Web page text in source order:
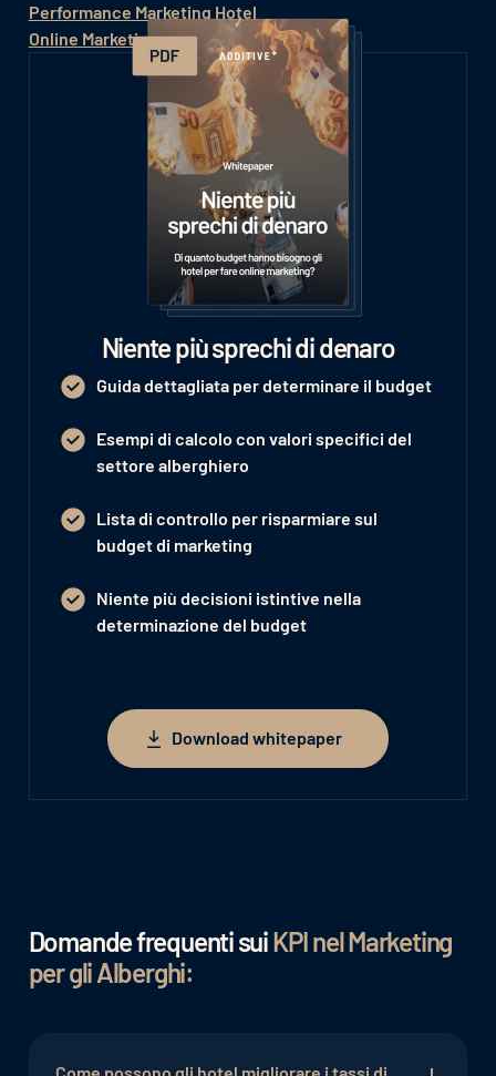
Performance Marketing Hotel
Online Marketing KPIs Hotel
Niente più sprechi di denaro
Guida dettagliata per determinare il budget
Esempi di calcolo con valori specifici del
settore alberghiero
Lista di controllo per risparmiare sul
budget di marketing
Niente più decisioni istintive nella
determinazione del budget
Download whitepaper
Download whitepaper
Domande frequenti suiKPI nel Marketing
per gli Alberghi: